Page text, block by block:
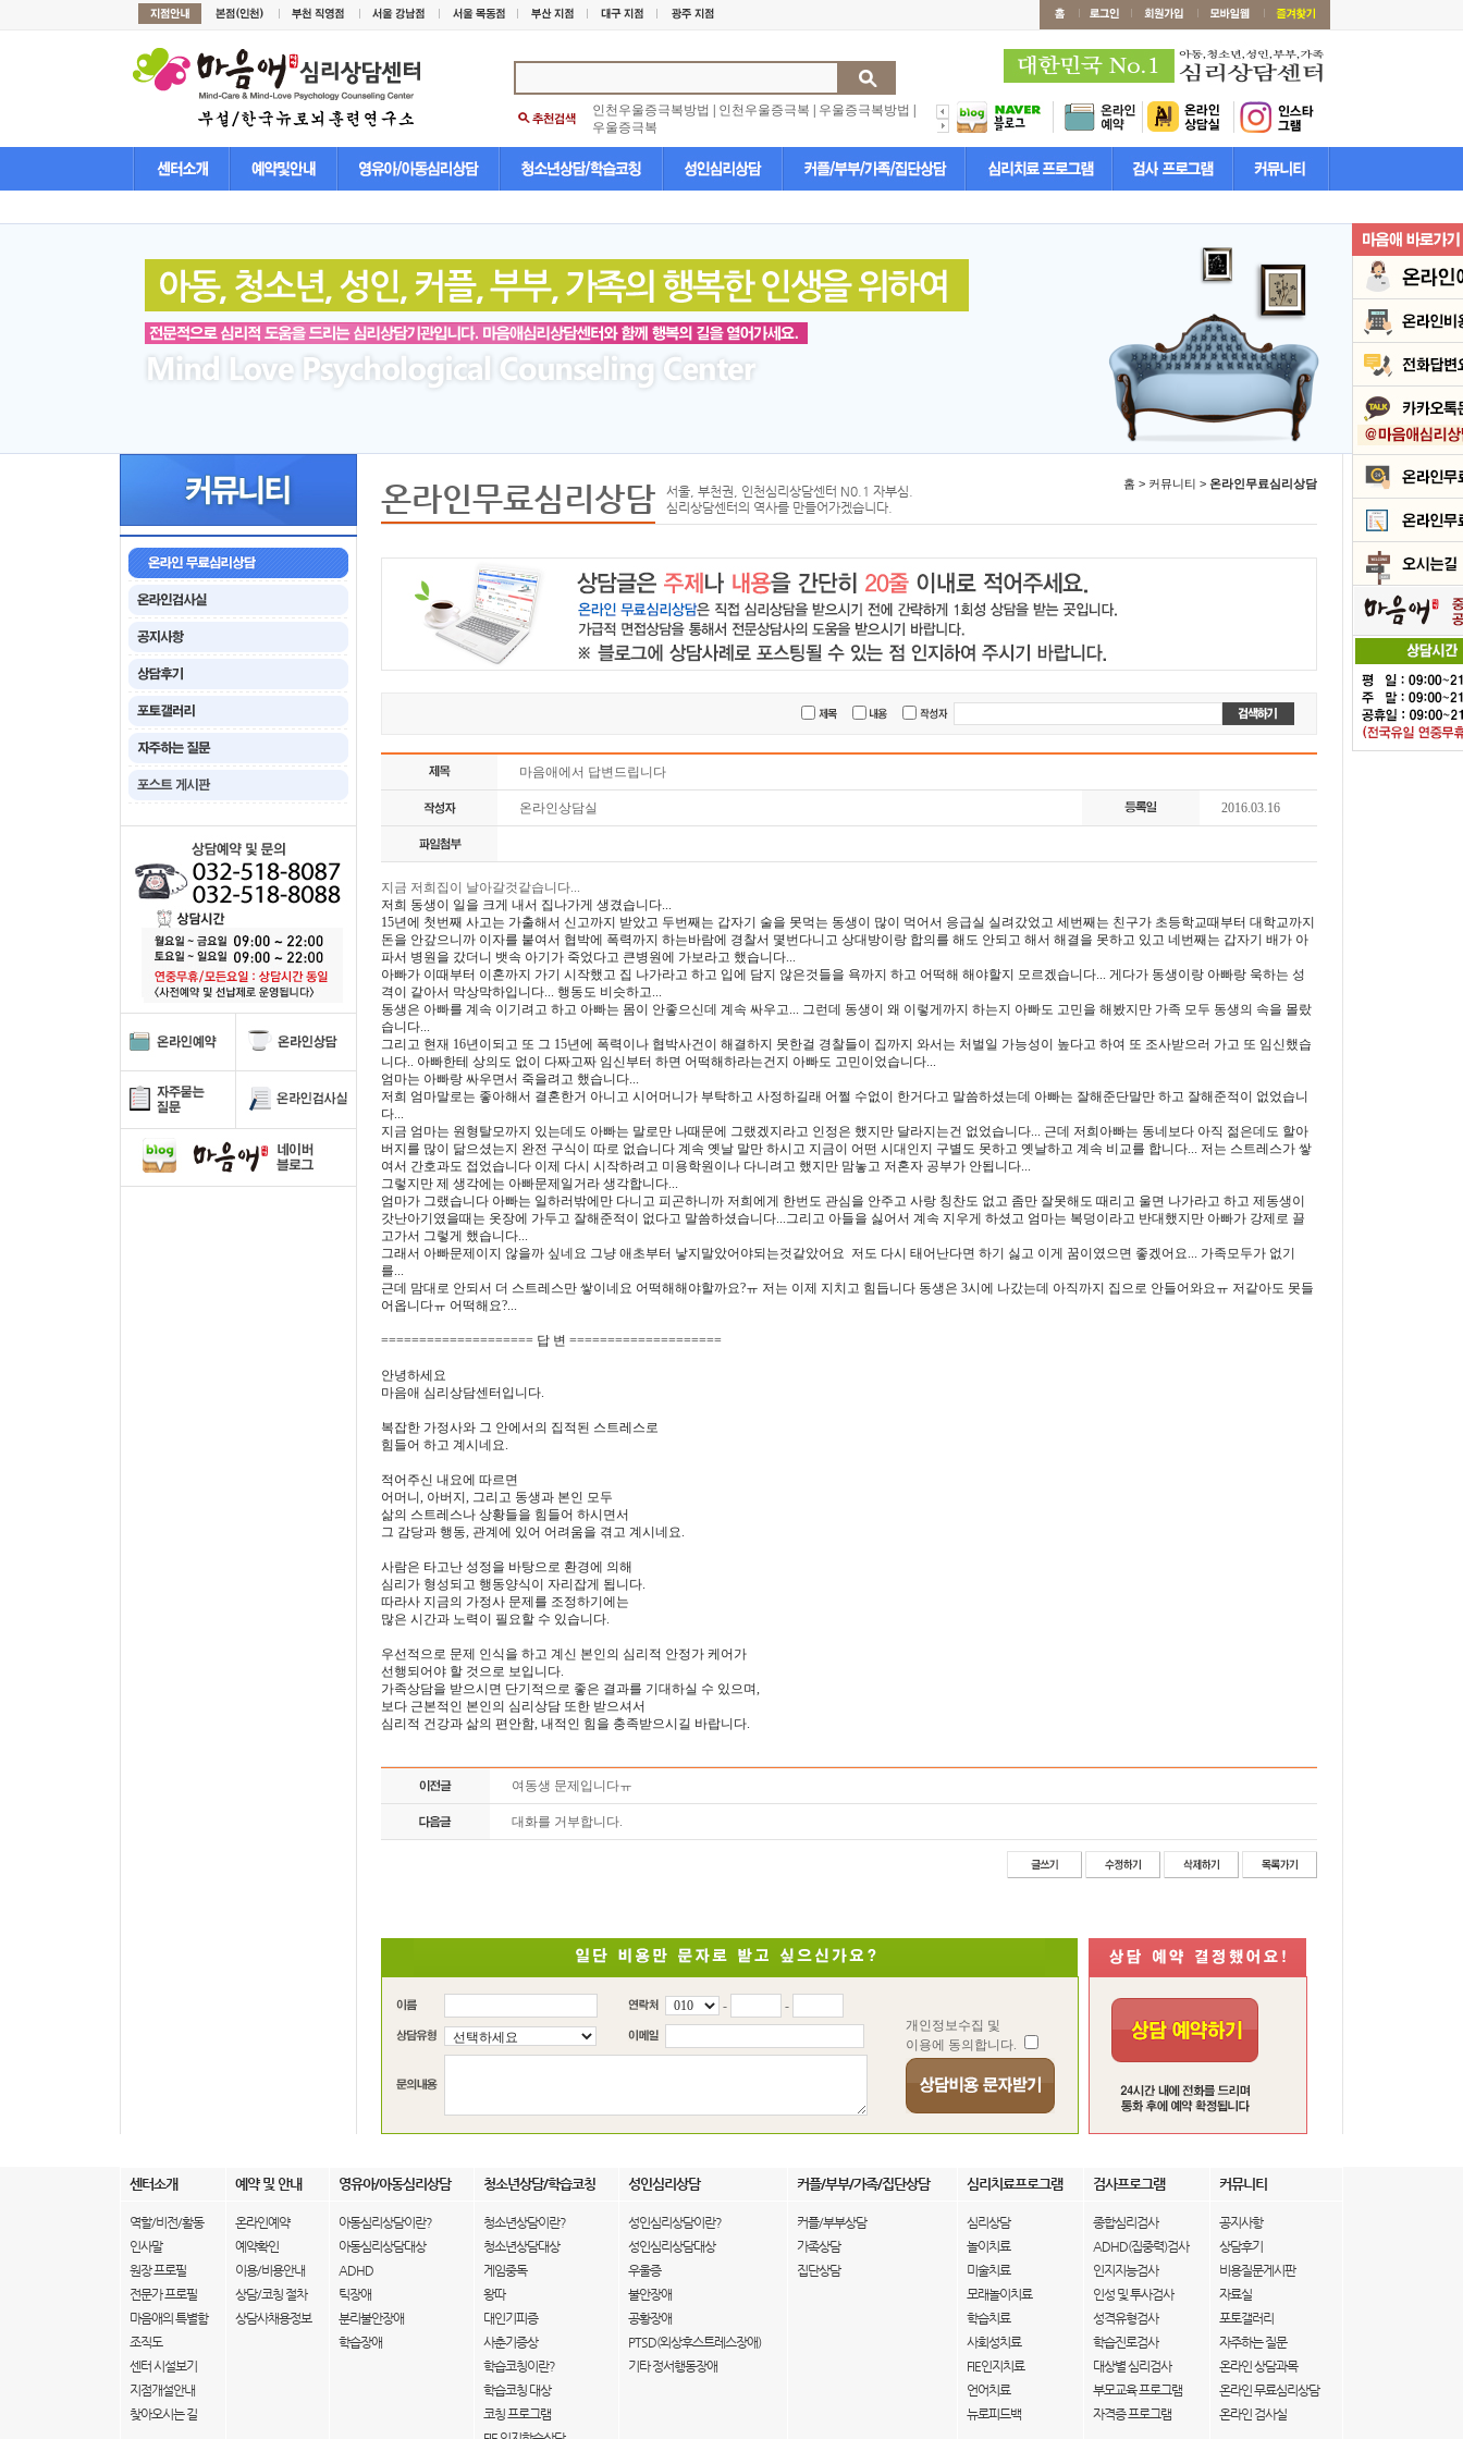
인천우울증극복방법 인천우울증극복 우울증극복방법
우울증극복
온라인무료심리상담
서울, 부천권, 인천심리상담센터 N0.1 자부심.
심리상담센터의 역사를 만들어가겠습니다.
홈 > 커뮤니티 > 온라인무료심리상담
마음애에서 답변드립니다
온라인상담실 2016.03.16
지금 저희집이 날아갈것같습니다...
저희 동생이 일을 크게 내서 집나가게 생겼습니다...
15년에 첫번째 사고는 가출해서 신고까지 받았고 두번째는 갑자기 술을 못먹는 동생이 많이 먹어서 응급실 실려갔었고 세번째는 친구가 초등학교때부터 대학교까지
돈을 안갚으니까 이자를 붙여서 협박에 폭력까지 하는바람에 경찰서 몇번다니고 상대방이랑 합의를 해도 안되고 해서 해결을 못하고 있고 네번째는 갑자기 배가 아
파서 병원을 갔더니 뱃속 아기가 죽었다고 큰병원에 가보라고 했습니다...
아빠가 이때부터 이혼까지 가기 시작했고 집 나가라고 하고 입에 담지 않은것들을 욕까지 하고 어떡해 해야할지 모르겠습니다... 게다가 동생이랑 아빠랑 욱하는 성
격이 같아서 막상막하입니다... 행동도 비슷하고...
동생은 아빠를 계속 이기려고 하고 아빠는 몸이 안좋으신데 계속 싸우고... 그런데 동생이 왜 이렇게까지 하는지 아빠도 고민을 해봤지만 가족 모두 동생의 속을 몰랐
습니다...
그리고 현재 16년이되고 또 그 15년에 폭력이나 협박사건이 해결하지 못한걸 경찰들이 집까지 와서는 처벌일 가능성이 높다고 하여 또 조사받으러 가고 또 임신했습
니다.. 아빠한테 상의도 없이 다짜고짜 임신부터 하면 어떡해하라는건지 아빠도 고민이었습니다...
엄마는 아빠랑 싸우면서 죽을려고 했습니다...
저희 엄마말로는 좋아해서 결혼한거 아니고 시어머니가 부탁하고 사정하길래 어쩔 수없이 한거다고 말씀하셨는데 아빠는 잘해준단말만 하고 잘해준적이 없었습니
다...
지금 엄마는 원형탈모까지 있는데도 아빠는 말로만 나때문에 그랬겠지라고 인정은 했지만 달라지는건 없었습니다... 근데 저희아빠는 동네보다 아직 젊은데도 할아
버지를 많이 닮으셨는지 완전 구식이 따로 없습니다 계속 옛날 말만 하시고 지금이 어떤 시대인지 구별도 못하고 옛날하고 계속 비교를 합니다... 저는 스트레스가 쌓
여서 간호과도 접었습니다 이제 다시 시작하려고 미용학원이나 다니려고 했지만 맘놓고 저혼자 공부가 안됩니다...
그렇지만 제 생각에는 아빠문제일거라 생각합니다...
엄마가 그랬습니다 아빠는 일하러밖에만 다니고 피곤하니까 저희에게 한번도 관심을 안주고 사랑 칭찬도 없고 좀만 잘못해도 때리고 울면 나가라고 하고 제동생이
갓난아기였을때는 옷장에 가두고 잘해준적이 없다고 말씀하셨습니다...그리고 아들을 싫어서 계속 지우게 하셨고 엄마는 복덩이라고 반대했지만 아빠가 강제로 끌
고가서 그렇게 했습니다...
그래서 아빠문제이지 않을까 싶네요 그냥 애초부터 낳지말았어야되는것같았어요 저도 다시 태어난다면 하기 싫고 이게 꿈이였으면 좋겠어요... 가족모두가 없기
를...
근데 맘대로 안되서 더 스트레스만 쌓이네요 어떡해해야할까요?ㅠ 저는 이제 지치고 힘듭니다 동생은 3시에 나갔는데 아직까지 집으로 안들어와요ㅠ 저같아도 못들
어옵니다ㅠ 어떡해요?...
==================== 답 변 ====================
안녕하세요
마음애 심리상담센터입니다.
복잡한 가정사와 그 안에서의 집적된 스트레스로
힘들어 하고 계시네요.
적어주신 내요에 따르면
어머니, 아버지, 그리고 동생과 본인 모두
삶의 스트레스나 상황들을 힘들어 하시면서
그 감당과 행동, 관계에 있어 어려움을 겪고 계시네요.
사람은 타고난 성정을 바탕으로 환경에 의해
심리가 형성되고 행동양식이 자리잡게 됩니다.
따라사 지금의 가정사 문제를 조정하기에는
많은 시간과 노력이 필요할 수 있습니다.
우선적으로 문제 인식을 하고 계신 본인의 심리적 안정가 케어가
선행되어야 할 것으로 보입니다.
가족상담을 받으시면 단기적으로 좋은 결과를 기대하실 수 있으며,
보다 근본적인 본인의 심리상담 또한 받으셔서
심리적 건강과 삶의 편안함, 내적인 힘을 충족받으시길 바랍니다.
여동생 문제입니다ㅠ
대화를 거부합니다.
-
-
개인정보수집 및
이용에 동의합니다.
센터소개 예약 및 안내 영유아/아동심리상담 청소년상담/학습코칭 성인심리상담 커플/부부/가족/집단상담 심리치료프로그램 검사프로그램 커뮤니티
역할/비전/활동
인사말
원장 프로필
전문가 프로필
마음애의 특별함
조직도
센터 시설보기
지점개설안내
찾아오시는 길
온라인예약
예약확인
이용/비용안내
상담/코칭 절차
상담사채용정보
아동심리상담이란?
아동심리상담대상
ADHD
틱장애
분리불안장애
학습장애
청소년상담이란?
청소년상담대상
게임중독
왕따
대인기피증
사춘기증상
학습코칭이란?
학습코칭 대상
코칭 프로그램
성인심리상담이란?
성인심리상담대상
우울증
불안장애
공황장애
PTSD(외상후스트레스장애)
기타 정서행동장애
커플/부부상담
가족상담
집단상담
심리상담
놀이치료
미술치료
모래놀이치료
학습치료
사회성치료
FIE인지치료
언어치료
뉴로피드백
종합심리검사
ADHD(집중력)검사
인지지능검사
인성 및 투사검사
성격유형검사
학습진로검사
대상별 심리검사
부모교육 프로그램
자격증 프로그램
공지사항
상담후기
비용질문게시판
자료실
포토갤러리
자주하는 질문
온라인 상담과목
온라인 무료심리상담
온라인 검사실